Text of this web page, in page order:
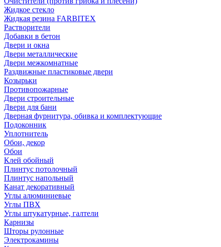
Жидкое стекло
Жидкая резина FARBITEX
Растворители
Добавки в бетон
Двери и окна
Двери металлические
Двери межкомнатные
Раздвижные пластиковые двери
Козырьки
Противопожарные
Двери строительные
Двери для бани
Дверная фурнитура, обивка и комплектующие
Подоконник
Уплотнитель
Обои, декор
Обои
Клей обойный
Плинтус потолочный
Плинтус напольный
Канат декоративный
Углы алюминиевые
Углы ПВХ
Углы штукатурные, галтели
Карнизы
Шторы рулонные
Электрокамины